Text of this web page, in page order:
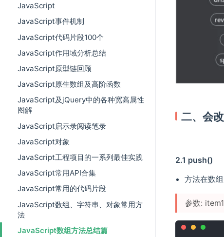
JavaScript
JavaScript事件机制
JavaScript代码片段100个
JavaScript作用域分析总结
JavaScript原型链回顾
JavaScript原生数组及高阶函数
JavaScript及jQuery中的各种宽高属性
图解
JavaScript启示录阅读笔录
JavaScript对象
JavaScript工程项目的一系列最佳实践
JavaScript常用API合集
JavaScript常用的代码片段
JavaScript数组、字符串、对象常用方
法
JavaScript数组方法总结篇
二、会
2.1 push()
方法在数
参数: